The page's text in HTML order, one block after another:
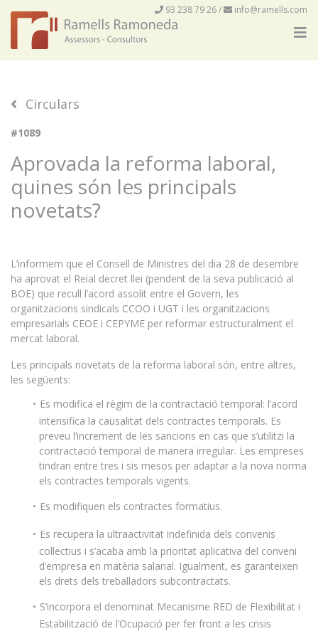
93 238 79 26/ info@ramells.com
Circulars
#1089
Aprovada la reforma laboral,
quines són les principals
novetats?
L’informem que el Consell de Ministres del dia 28 de desembre
ha aprovat el Reial decret llei (pendent de la seva publicació al
BOE) que recull l’acord assolit entre el Govern, les
organitzacions sindicals CCOO i UGT i les organitzacions
empresarials CEOE i CEPYME per reformar estructuralment el
mercat laboral.
Les principals novetats de la reforma laboral són, entre altres,
les següents:
Es modifica el règim de la contractació temporal: l’acord
intensifica la causalitat dels contractes temporals. Es
preveu l’increment de les sancions en cas que s’utilitzi la
contractació temporal de manera irregular. Les empreses
tindran entre tres i sis mesos per adaptar a la nova norma
els contractes temporals vigents.
Es modifiquen els contractes formatius.
Es recupera la ultraactivitat indefinida dels convenis
col·lectius i s’acaba amb la prioritat aplicativa del conveni
d’empresa en matèria salarial. Igualment, es garanteixen
els drets dels treballadors subcontractats.
S’incorpora el denominat Mecanisme RED de Flexibilitat i
Estabilització de l’Ocupació per fer front a les crisis